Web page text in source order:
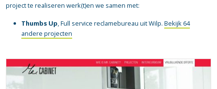
project te realiseren werk(t)en we samen met:
Thumbs Up, Full service reclamebureau uit Wilp. Bekijk 64
andere projecten